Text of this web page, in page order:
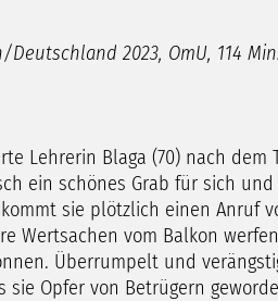
2023, OmU, 114
Lehrerin Blaga (70) nach
ein schönes Grab für sich
sie plötzlich einen Anruf
Wertsachen vom Balkon
Überrumpelt und
sie Opfer von Betrügern